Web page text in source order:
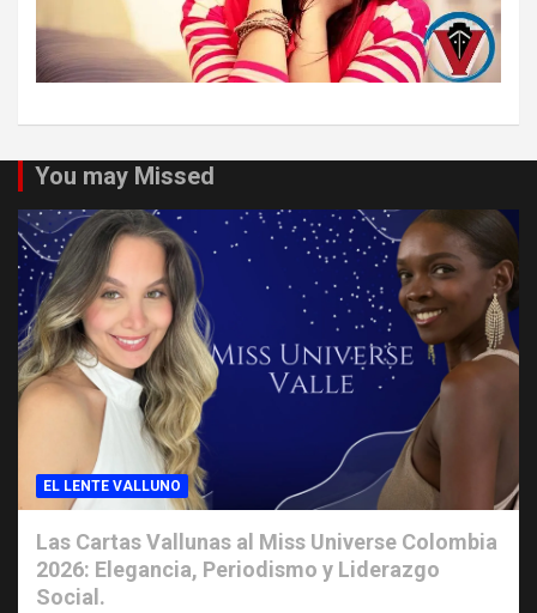
You may Missed
EL LENTE VALLUNO
Las Cartas Vallunas al Miss Universe Colombia
2026: Elegancia, Periodismo y Liderazgo
Social.